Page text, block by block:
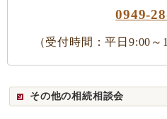
0949-
（受付時間：平日9:00～
その他の相続相談会